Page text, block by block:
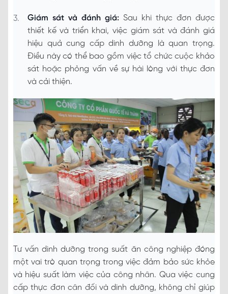
Giám sát và đánh giá:Sau khi thực đơn được
thiết kế và triển khai, việc giám sát và đánh giá
hiệu quả cung cấp dinh dưỡng là quan trọng.
Điều này có thể bao gồm việc tổ chức cuộc khảo
sát hoặc phỏng vấn về sự hài lòng với thực đơn
và cải thiện.
Tư vấn dinh dưỡng trong suất ăn công nghiệp đóng
một vai trò quan trọng trong việc đảm bảo sức khỏe
và hiệu suất làm việc của công nhân. Qua việc cung
cấp thực đơn cân đối và dinh dưỡng, không chỉ giúp